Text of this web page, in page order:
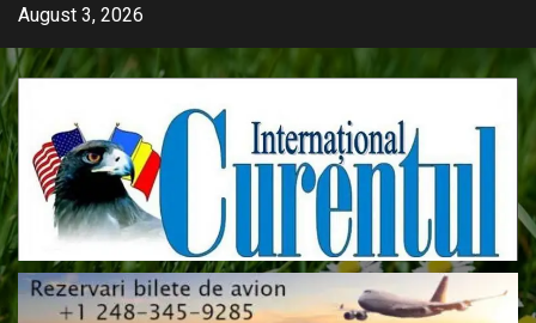
Skip
content
August 3, 2026